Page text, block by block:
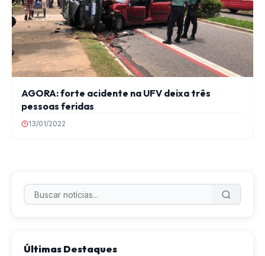
AGORA: forte acidente na UFV deixa três
pessoas feridas
13/01/2022
Últimas Destaques